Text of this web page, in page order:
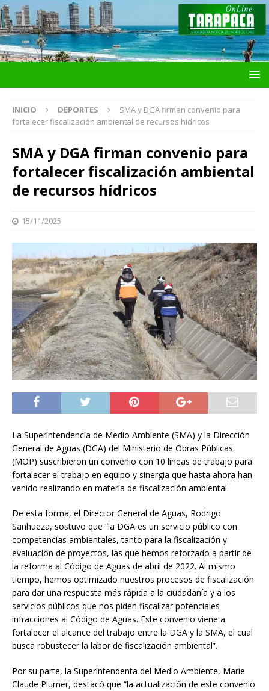
INICIO DEPORTES
SMA y DGA firman convenio para
fortalecer fiscalización ambiental de recursos hídricos
SMA y DGA firman convenio para
fortalecer fiscalización ambiental
de recursos hídricos
15/11/2025
La Superintendencia de Medio Ambiente (SMA) y la Dirección
General de Aguas (DGA) del Ministerio de Obras Públicas
(MOP) suscribieron un convenio con 10 líneas de trabajo para
fortalecer el trabajo en equipo y sinergia que hasta ahora han
venido realizando en materia de fiscalización ambiental.
De esta forma, el Director General de Aguas, Rodrigo
Sanhueza, sostuvo que “la DGA es un servicio público con
competencias ambientales, tanto para la fiscalización y
evaluación de proyectos, las que hemos reforzado a partir de
la reforma al Código de Aguas de abril de 2022. Al mismo
tiempo, hemos optimizado nuestros procesos de fiscalización
para dar una respuesta más rápida a la ciudadanía y a los
servicios públicos que nos piden fiscalizar potenciales
infracciones al Código de Aguas. Este convenio viene a
fortalecer el alcance del trabajo entre la DGA y la SMA, el cual
busca robustecer la labor de fiscalización ambiental”.
Por su parte, la Superintendenta del Medio Ambiente, Marie
Claude Plumer, destacó que “la actualización de este convenio